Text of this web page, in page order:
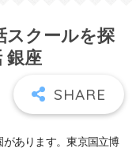
スクールを探
銀座
あります。東京国立博